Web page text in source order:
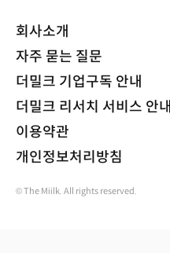
회사소개
자주 묻는 질문
더밀크 기업구독 안내
더밀크 리서치 서비스 안내
이용약관
개인정보처리방침
© The Miilk. All rights reserved.